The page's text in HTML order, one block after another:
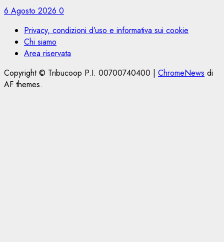
6 Agosto 2026 0
Privacy, condizioni d’uso e informativa sui cookie
Chi siamo
Area riservata
Copyright © Tribucoop P.I. 00700740400 | ChromeNews di
AF themes.